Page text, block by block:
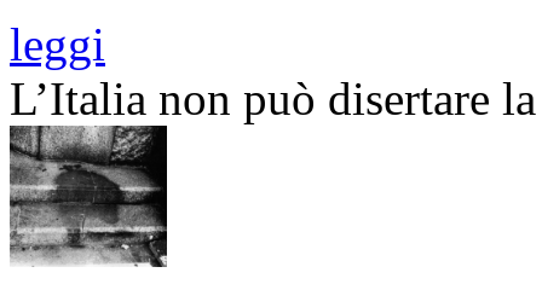
leggi
L’Italia non può disertare